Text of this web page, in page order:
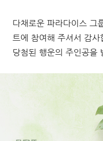
다채로운 파라다이스 그
트에 참여해 주셔서 감사
당첨된 행운의 주인공을